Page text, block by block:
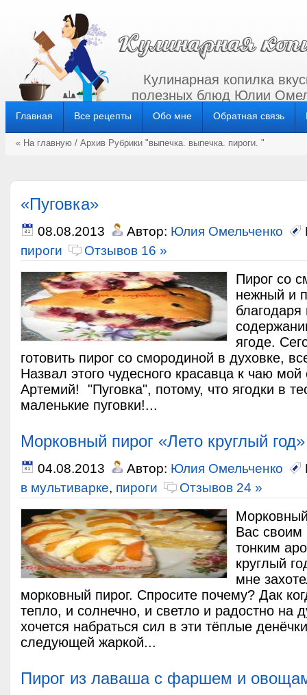
Кулинарная копилка
полезных блюд Юлии
Главная Все рецепты Обо мне Обратная связь
« На главную / Архив Рубрики "выпечка. выпечка. пироги. "
«Пуговка»
08.08.2013 Автор: Юлия Омельченко
пироги
Отзывов 16 »
Пирог со
нежный и
ягоде.
готовить пирог со смородиной в духовке,
Назвал этого чудесного красавца к чаю
Артемий! "Пуговка", потому, что ягодки в
маленькие пуговки!...
Морковный пирог «Лето круглый год»
04.08.2013 Автор: Юлия Омельченко
в мультиварке, пироги Отзывов 24 »
Вас
тонким
круглый
мне
морковный пирог. Спросите почему? Дак
тепло, и солнечно, и светло и радостно на
хочется набраться сил в эти тёплые
следующей жаркой...
Пирог из лаваша с фаршем и